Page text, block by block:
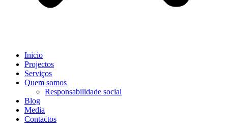
Inicio
Projectos
Serviços
Quem somos
Responsabilidade social
Blog
Media
Contactos